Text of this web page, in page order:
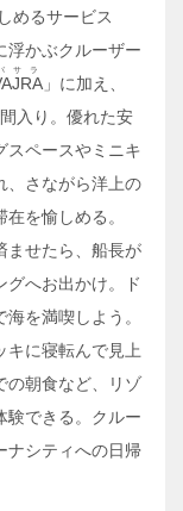
めるサービス
浮かぶクルーザー
サラ
」に加え、
間入り。優れた安
スペースやミニキ
、さながら洋上の
を愉しめる。
ませたら、船長が
グへお出かけ。ド
を満喫しよう。
キに寝転んで見上
の朝食など、リゾ
験できる。クルー
ナシティへの日帰